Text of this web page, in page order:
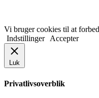
Vi bruger cookies til at
Indstillinger Accepter
Luk
Privatlivsoverblik